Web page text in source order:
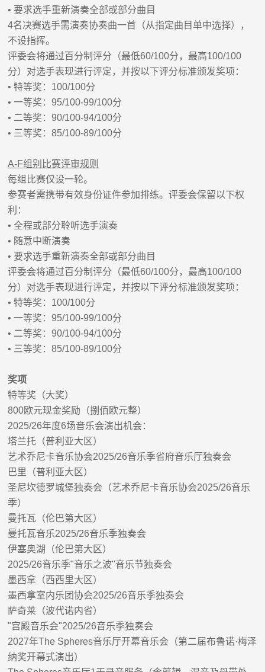
• 要求选手重新演奏全部或部分曲目
4名决赛选手需演奏协奏曲一首（从指定曲目单中选择），
不设指挥。
评委会将通过百分制评分（最低60/100分，最高100/100
分）对选手表现进行评定，并按以下评分标准颁发奖项：
•特等奖 ： 100/100分
•一等奖：95/100-99/100分
• 二等奖：90/100-94/100分
• 三等奖：85/100-89/100分
A-F组别比赛评审规则
每组比赛仅设一轮。
参赛者需携带有效身份证件参加排练。评委会保留以下权
利：
•全程或部分聆听选手演奏
• 随意中断演奏
• 要求选手重新演奏全部或部分曲目
评委会将通过百分制评分（最低60/100分，最高100/100
分）对选手表现进行评定，并按以下评分标准颁发奖项：
•特等奖 ： 100/100分
•一等奖：95/100-99/100分
• 二等奖：90/100-94/100分
• 三等奖：85/100-89/100分
奖项
特等奖 （大奖）
800欧元现金奖励（捌佰欧元整）
2025/26年度6场音乐会演出机会：
塔兰托（普利亚大区）
艺术乔尼卡音乐协会2025/26音乐季省府音乐厅独奏会
巴里（普利亚大区）
圣尼坎德罗城堡独奏会（艺术乔尼卡音乐协会2025/26音乐
季）
曼托瓦（伦巴第大区）
曼托瓦音乐2025/26音乐季独奏会
伊塞奥湖（伦巴第大区）
2025/26音乐季"音乐之波"音乐节独奏会
墨西拿（西西里大区）
墨西拿室内乐团协会2025/26音乐季独奏会
萨奇莱（波代诺内省）
"宫殿音乐会"2025/26音乐季独奏会
2027年The Spheres音乐厅开幕音乐会（第二届布鲁诺·梅泽
纳奖开幕式演出）